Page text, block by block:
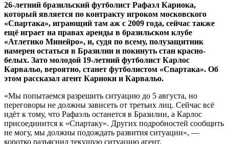
26-летний бразильский футболист Рафаэл Кариока,
который является по контракту игроком московского
«Спартака», играющий там аж с 2009 года, сейчас также
ещё играет на правах аренды в бразильском клубе
«Атлетико Минейро», и, судя по всему, полузащитник
намерен остаться в Бразилии и покинуть стан красно-
белых. Зато молодой 19-летний футболист Карлос
Карвальо, вероятно, станет футболистом «Спартака». Об
этом рассказал агент Кариоки и Карвальо.
«Мы попытаемся разрешить ситуацию до 5 августа, но
переговоры не должны зависеть от третьих лиц. Сейчас всё
идёт к тому, что Рафаэль останется в Бразилии, а Карлос
присоединится к «Спартаку». Других подробностей сообщить
не могу, мы должны подождать развития ситуации», —
коротко разъяснил текущую ситуацию агент.